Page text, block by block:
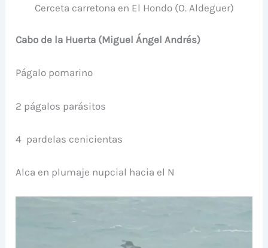
Cerceta carretona en El Hondo (O. Aldeguer)
Cabo de la Huerta (Miguel Ángel Andrés)
Págalo pomarino
2 págalos parásitos
4 pardelas cenicientas
Alca en plumaje nupcial hacia el N